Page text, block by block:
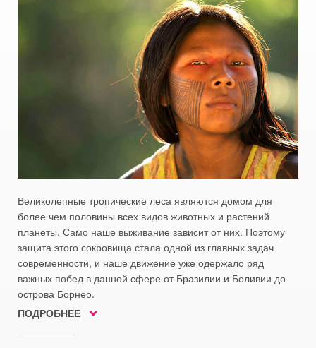
Великолепные тропические леса являются домом для
более чем половины всех видов животных и растений
планеты. Само наше выживание зависит от них. Поэтому
защита этого сокровища стала одной из главных задач
современности, и наше движение уже одержало ряд
важных побед в данной сфере от Бразилии и Боливии до
острова Борнео.
ПОДРОБНЕЕ